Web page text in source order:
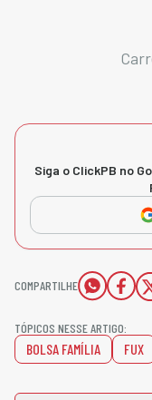
Siga o ClickPB no
COMPARTILHE
TÓPICOS NESSE ARTIGO:
BOLSA FAMÍLIA FUX